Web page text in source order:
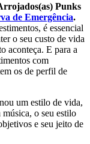
Punks
de Emergência.
é essencial
o seu custo de vida
aconteça. E para a
com
os de perfil de
um estilo de vida,
o seu estilo
e seu jeito de